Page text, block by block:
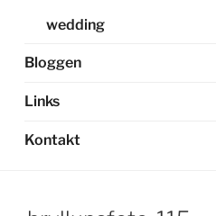
wedding
Bloggen
Links
Kontakt